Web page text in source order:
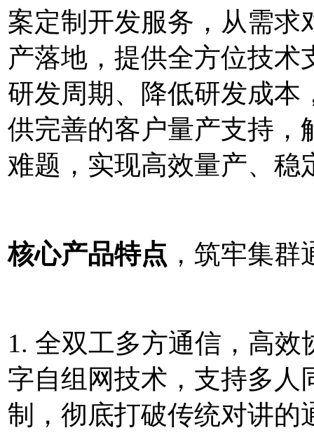
案定制开发服务，从需求
产落地，提供全方位技
研发周期、降低研发成本
供完善的客户量产支持，
难题，实现高效量产、稳
核心产品特点 ，筑牢集
1. 全双工多方通信，高
字自组网技术，支持多人
制，彻底打破传统对讲的